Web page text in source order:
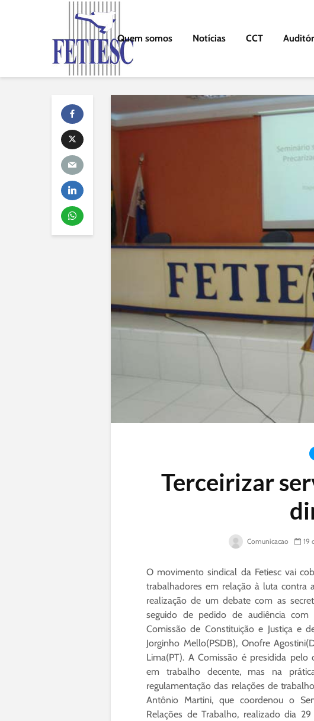
Quem somos Notícias CCT
Terceirizar
Comunicacao 19
O movimento sindical da Fetiesc vai
trabalhadores em relação à luta contra
realização de um debate com as
seguido de pedido de audiência
Comissão de Constituição e Justiça e
Jorginho Mello(PSDB), Onofre
Lima(PT). A Comissão é presidida pelo
em trabalho decente, mas na
regulamentação das relações de
Antônio Martini, que coordenou o
Relações de Trabalho, realizado dia